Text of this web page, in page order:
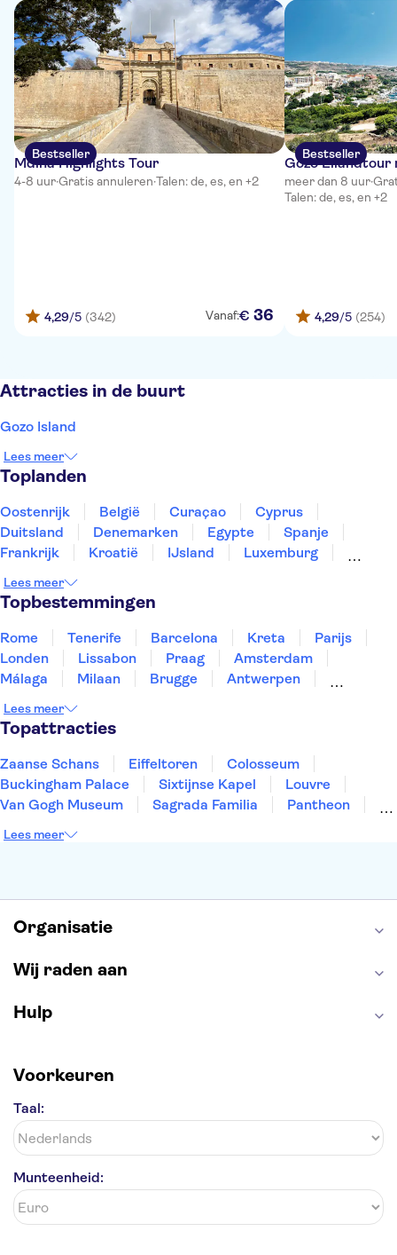
Bestseller
Mdina Highlights Tour
4-8 uur·Gratis annuleren·Talen: de, es, en +2
4,29/5 (342) Vanaf:€ 36
Bestseller
Gozo
meer dan 8 uur·
Talen: de, es, en +2
4,29/5 (254)
Attracties in de buurt
Gozo Island
Lees meer
Toplanden
Oostenrijk België Curaçao
Cyprus
Duitsland
Denemarken Egypte
Spanje
Frankrijk
Kroatië IJsland
Luxemburg
Slovenië
Thailand
Lees meer
Topbestemmingen
Rome Tenerife Barcelona Kreta
Parijs
Londen
Lissabon Praag
Amsterdam
Málaga
Milaan Brugge
Antwerpen
Eindhoven
Lees meer
Topattracties
Zaanse Schans Eiffeltoren
Colosseum
Buckingham Palace
Sixtijnse Kapel
Louvre
Van Gogh Museum
Sagrada Familia
Pantheon
Keukenhof
Lees meer
Organisatie
Wij raden aan
Hulp
Voorkeuren
Taal:
Munteenheid: